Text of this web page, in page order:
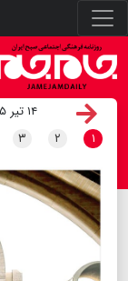
۱۴ تیر ۱۴۰۵
۱
۲ ۳